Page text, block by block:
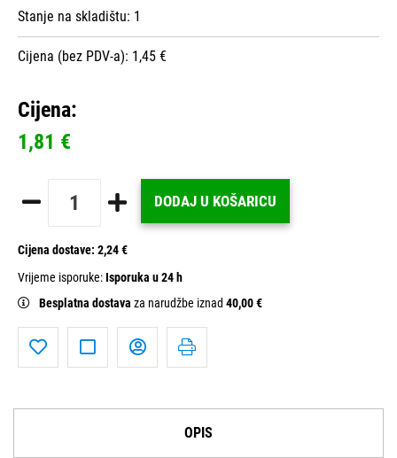
Stanje na skladištu: 1
Cijena (bez PDV-a): 1,45 €
Cijena:
1,81 €
DODAJ U KOŠARICU
Cijena dostave: 2,24 €
Vrijeme isporuke:Isporuka u 24 h
Besplatna dostava za narudžbe iznad 40,00 €
OPIS